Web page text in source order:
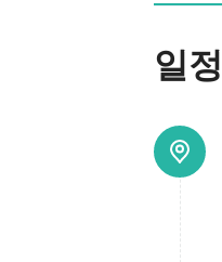
일정